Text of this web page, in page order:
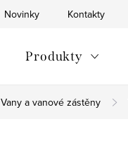
Novinky Kontakty
Produkty
Vany a vanové zástěny